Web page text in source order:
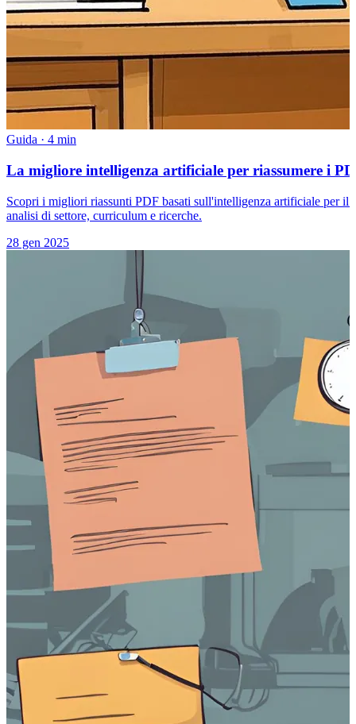
Guida · 4 min
La migliore intelligenza artificiale per riassumere i
Scopri i migliori riassunti PDF basati sull'intelligenza artificiale per il
analisi di settore, curriculum e ricerche.
28 gen 2025